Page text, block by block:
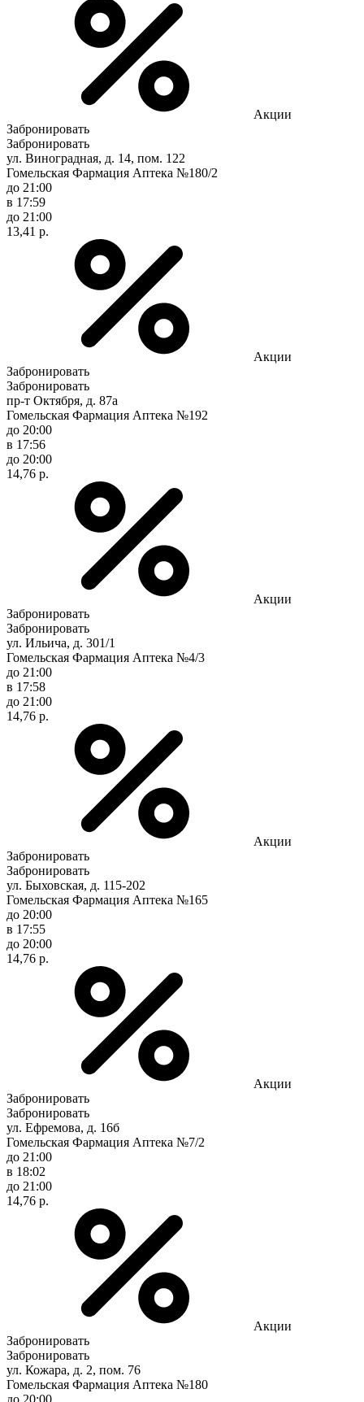
Акции
Забронировать
Забронировать
ул. Виноградная, д. 14, пом. 122
Гомельская Фармация Аптека №180/2
до 21:00
в 17:59
до 21:00
13,41 р.
Акции
Забронировать
Забронировать
пр-т Октября, д. 87а
Гомельская Фармация Аптека №192
до 20:00
в 17:56
до 20:00
14,76 р.
Акции
Забронировать
Забронировать
ул. Ильича, д. 301/1
Гомельская Фармация Аптека №4/3
до 21:00
в 17:58
до 21:00
14,76 р.
Акции
Забронировать
Забронировать
ул. Быховская, д. 115-202
Гомельская Фармация Аптека №165
до 20:00
в 17:55
до 20:00
14,76 р.
Акции
Забронировать
Забронировать
ул. Ефремова, д. 16б
Гомельская Фармация Аптека №7/2
до 21:00
в 18:02
до 21:00
14,76 р.
Акции
Забронировать
Забронировать
ул. Кожара, д. 2, пом. 76
Гомельская Фармация Аптека №180
до 20:00